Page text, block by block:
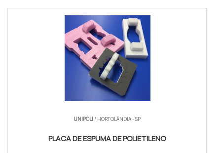
UNIPOLI/ HORTOLÂNDIA - SP
PLACA DE ESPUMA DE POLIETILENO